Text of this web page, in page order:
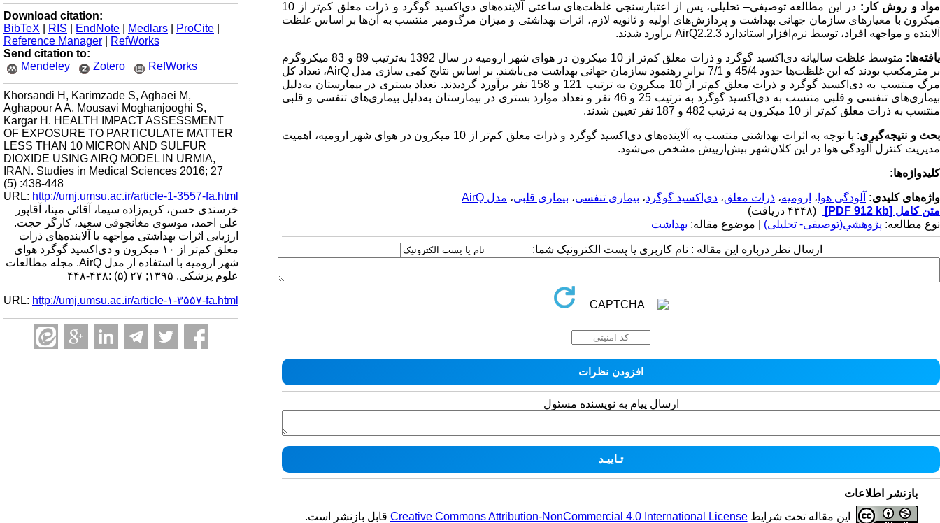
Download citation:
BibTeX
RIS EndNote Medlars ProCite
Reference Manager
RefWorks
Send citation to:
Mendeley
Zotero RefWorks
Khorsandi H, Karimzade S, Aghaei M,
Aghapour A A, Mousavi Moghanjooghi S,
Kargar H. HEALTH IMPACT ASSESSMENT
OF EXPOSURE TO PARTICULATE MATTER
LESS THAN 10 MICRON AND SULFUR
DIOXIDE USING AIRQ MODEL IN URMIA,
IRAN. Studies in Medical Sciences 2016; 27
(5) :438-448
URL: http://umj.umsu.ac.ir/article-1-3557-fa.html
خرسندی حسن، کریم‌زاده سیما، آقائی مینا، آقاپور
علی احمد، موسوی مغانجوقی سعید، کارگر حجت.
ارزیابی اثرات بهداشتی مواجهه با آلاینده‌های ذرات
معلق کم‌تر از ۱۰ میکرون و دی‌اکسید گوگرد هوای
شهر ارومیه با استفاده از مدل AirQ. مجله مطالعات
علوم پزشکی. ۱۳۹۵; ۲۷ (۵) :۴۳۸-۴۴۸
URL: http://umj.umsu.ac.ir/article-۱-۳۵۵۷-fa.html
مواد و روش‌ کار:
در این مطالعه توصیفی– تحلیلی، پس از اعتبارسنجی غلظت‌های ساعتی آلاینده‌های دی‌اکسید گوگرد و ذرات معلق کم‌تر از 10
میکرون با معیارهای سازمان جهانی بهداشت و پردازش‌های اولیه و ثانویه لازم، اثرات بهداشتی و میزان مرگ‌ومیر منتسب به آن‌ها بر اساس غلظت
آلاینده و مواجهه افراد، توسط نرم‌افزار استاندارد AirQ2.2.3 برآورد شدند.
یافته‌ها:
متوسط غلظت سالیانه دی‌اکسید گوگرد و ذرات معلق کم‌تر از 10 میکرون در هوای شهر ارومیه در سال 1392 به‌ترتیب 89 و 83 میکروگرم
بر مترمکعب بودند که این غلظت‌ها حدود 45/4 و 7/1 برابرِ رهنمود سازمان جهانی بهداشت می‌باشند. بر اساس نتایج کمی سازی مدل
AirQ، تعداد کل
مرگ منتسب به دی‌اکسید گوگرد و ذرات معلق کم‌تر از 10 میکرون به ترتیب 121 و 158 نفر برآورد گردیدند. تعداد بستری در بیمارستان به‌دلیل
بیماری‌های تنفسی و قلبی منتسب به دی‌اکسید گوگرد به ترتیب 25 و 46 نفر و تعداد موارد بستری در بیمارستان به‌دلیل بیماری‌های تنفسی و قلبی
منتسب به ذرات معلق کم‌تر از 10 میکرون به ترتیب 482 و 187 نفر تعیین شدند.
بحث و نتیجه‌گیری
: با توجه به اثرات بهداشتی منتسب به آلاینده‌های دی‌اکسید گوگرد و ذرات معلق کم‌تر از 10 میکرون در هوای شهر ارومیه، اهمیت
مدیریت کنترل آلودگی هوا در این کلان‌شهر بیش‌ازپیش مشخص می‌شود.
کلیدواژه‌ها:
واژه‌های کلیدی: آلودگی هوا ، ارومیه، ذرات معلق، دی‌اکسید گوگرد، بیماری تنفسی، بیماری قلبی، مدل AirQ
متن کامل [PDF 912 kb]
(۴۳۴۸ دریافت)
نوع مطالعه: پژوهشي(توصیفی- تحلیلی) | موضوع مقاله: بهداشت
ارسال نظر درباره این مقاله : نام کاربری یا پست الکترونیک شما:
ارسال پیام به نویسنده مسئول
بازنشر اطلاعات
این مقاله تحت شرایطCreative Commons Attribution-NonCommercial 4.0 International License قابل بازنشر است.